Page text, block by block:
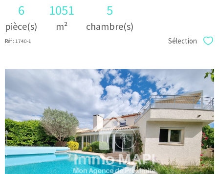
6
pièce(s)
1051
m²
5
chambre(s)
Réf : 1740-1 Sélection
voir le
bien